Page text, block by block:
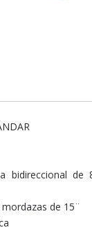
bidireccional de
de 15¨